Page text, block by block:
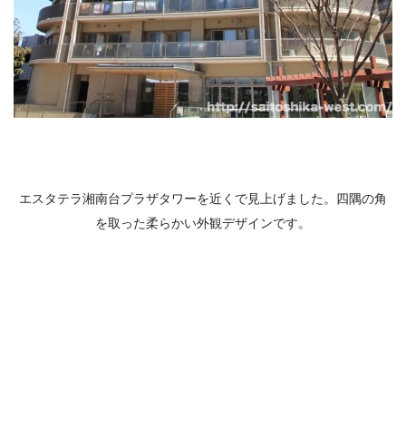
エスタテラ湘南台プラザタワーを近くで見上げました。四隅の角
を取った柔らかい外観デザインです。